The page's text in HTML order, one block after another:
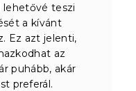
lehetővé teszi
a kívánt
Ez azt jelenti,
az
puhább, akár
preferál.